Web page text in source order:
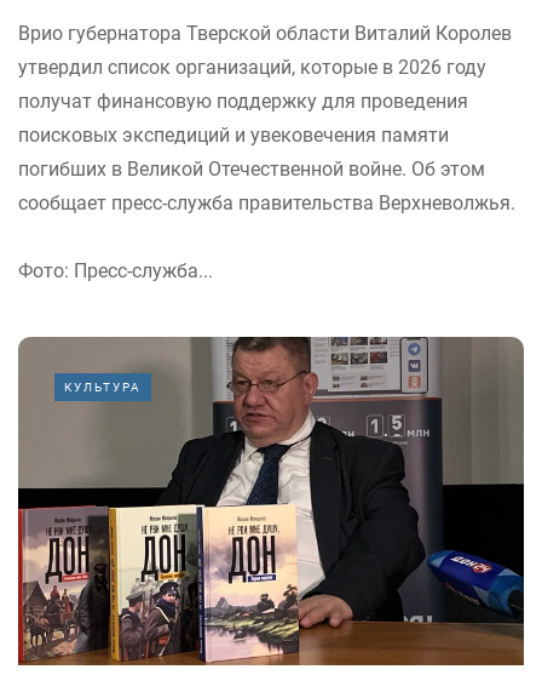
Врио губернатора Тверской области Виталий Королев
утвердил список организаций, которые в 2026 году
получат финансовую поддержку для проведения
поисковых экспедиций и увековечения памяти
погибших в Великой Отечественной войне. Об этом
сообщает пресс-служба правительства Верхневолжья.
Фото: Пресс-служба...
КУЛЬТУРА